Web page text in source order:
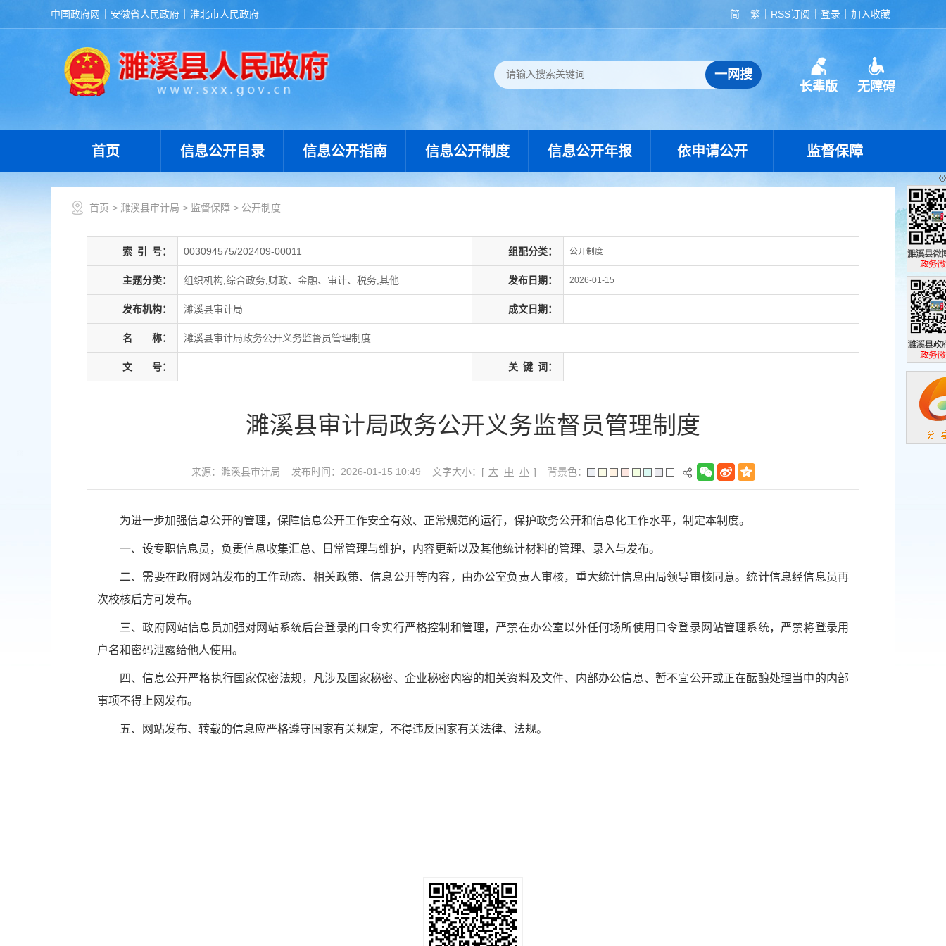
中国政府网 安徽省人民政府 淮北市人民政府 简 繁 RSS订阅 登录 加入收藏
长辈版 无障碍
首页 信息公开目录 信息公开指南 信息公开制度 信息公开年报 依申请公开 监督保障
首页 > 濉溪县审计局 > 监督保障 > 公开制度
索 引 号： 003094575/202409-00011 组配分类： 公开制度
主题分类： 组织机构,综合政务,财政、金融、审计、税务,其他 发布日期： 2026-01-15
发布机构： 濉溪县审计局 成文日期：
名 称： 濉溪县审计局政务公开义务监督员管理制度
文 号： 关 键 词：
濉溪县审计局政务公开义务监督员管理制度
来源：濉溪县审计局 发布时间：2026-01-15 10:49 文字大小：[ 大 中 小 ] 背景色：
为进一步加强信息公开的管理，保障信息公开工作安全有效、正常规范的运行，保护政务公开和信息化工作水平，制定本制度。
一、设专职信息员，负责信息收集汇总、日常管理与维护，内容更新以及其他统计材料的管理、录入与发布。
二、需要在政府网站发布的工作动态、相关政策、信息公开等内容，由办公室负责人审核，重大统计信息由局领导审核同意。统计信息经信息员再
次校核后方可发布。
三、政府网站信息员加强对网站系统后台登录的口令实行严格控制和管理，严禁在办公室以外任何场所使用口令登录网站管理系统，严禁将登录用
户名和密码泄露给他人使用。
四、信息公开严格执行国家保密法规，凡涉及国家秘密、企业秘密内容的相关资料及文件、内部办公信息、暂不宜公开或正在酝酿处理当中的内部
事项不得上网发布。
五、网站发布、转载的信息应严格遵守国家有关规定，不得违反国家有关法律、法规。
濉溪县政
政务微博
濉溪县政
政务微信